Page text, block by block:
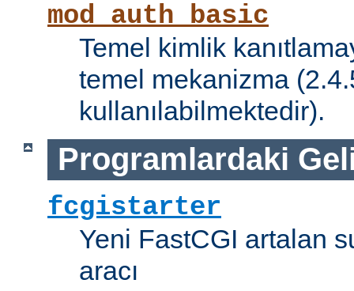
mod_auth_basic
Temel kimlik
temel mekanizma
kullanılabilmektedir).
Programlardaki
fcgistarter
Yeni FastCGI artalan
aracı